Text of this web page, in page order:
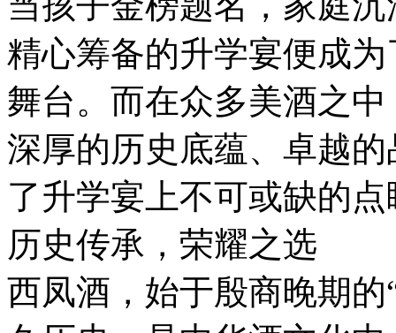
精心筹备的升学宴便成
舞台。而在众多美酒之
深厚的历史底蕴、卓越
了升学宴上不可或缺的
历史传承，荣耀之选
西凤酒，始于殷商晚期